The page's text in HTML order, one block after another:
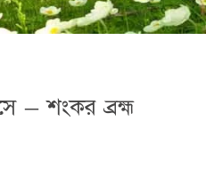
– শংকর ব্রহ্ম